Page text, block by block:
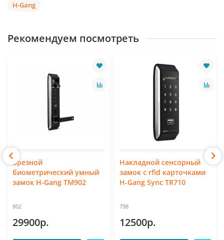
H-Gang
Рекомендуем посмотреть
Врезной
биометрический умный
замок H-Gang TM902
802
29900р.
Накладной сенсорный
замок с rfid карточками
H-Gang Synс TR710
798
12500р.